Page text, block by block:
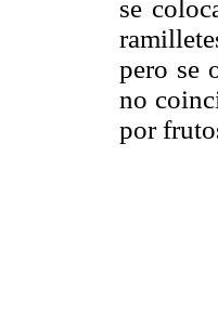
se
pero se
no
por